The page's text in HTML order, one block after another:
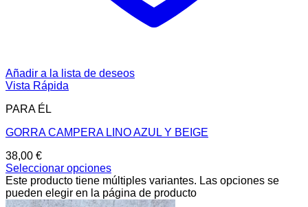
Añadir a la lista de deseos
Vista Rápida
PARA ÉL
GORRA CAMPERA LINO AZUL Y BEIGE
38,00 €
Seleccionar opciones
Este producto tiene múltiples variantes. Las opciones se
pueden elegir en la página de producto